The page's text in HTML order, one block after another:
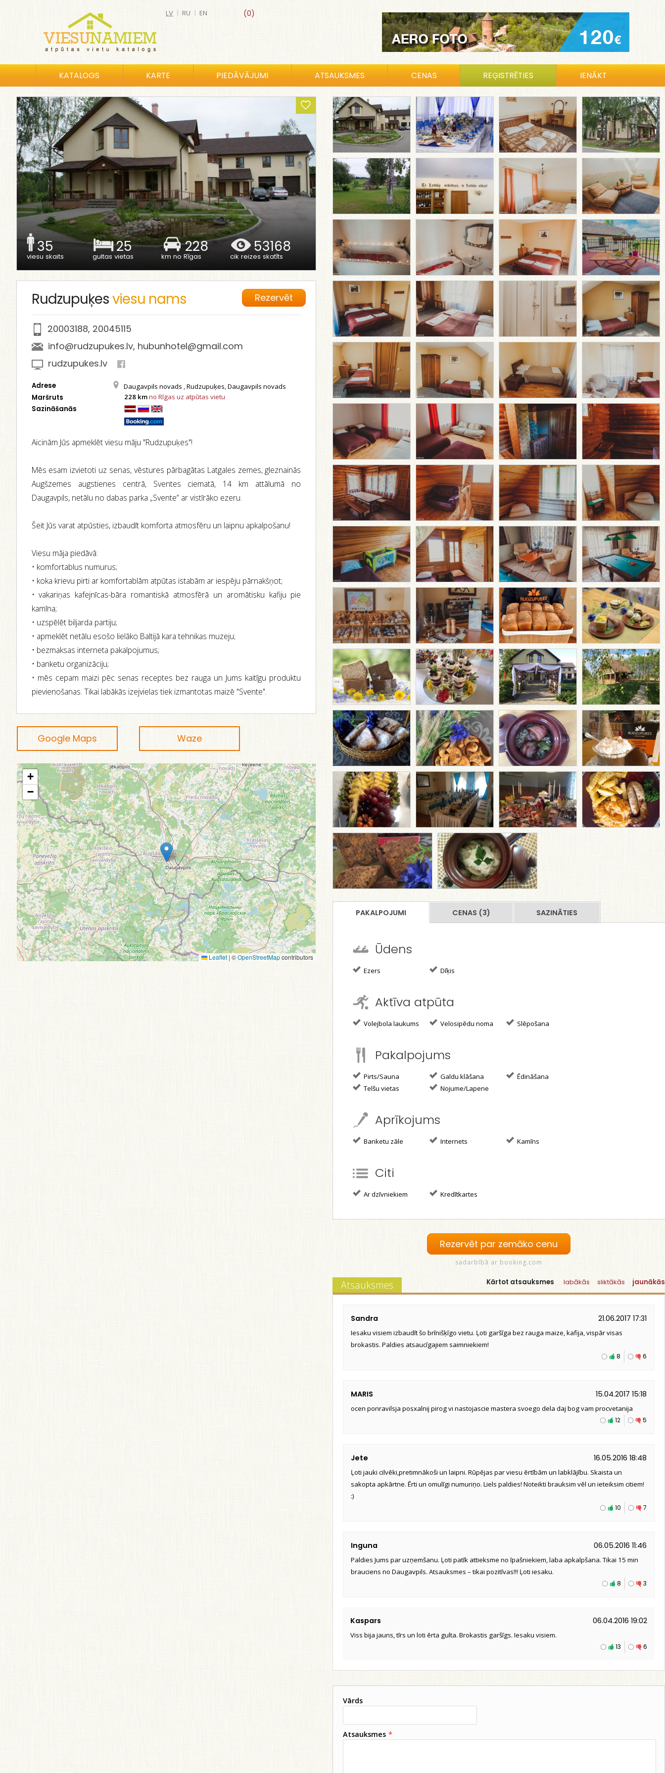
(0)
LV | RU | EN
KATALOGS KARTE PIEDĀVĀJUMI ATSAUKSMES CENAS REĢISTRĒTIES IENĀKT
35
viesu skaits
25
gultas vietas
228
km no Rīgas
53168
cik reizes skatīts
Rudzupuķesviesu nams Rezervēt
20003188, 20045115
info@rudzupukes.lv, hubunhotel@gmail.com
rudzupukes.lv
Adrese Daugavpils novads , Rudzupuķes, Daugavpils novads
Maršruts 228 kmno Rīgas uz atpūtas vietu
Sazināšanās
Aicinām Jūs apmeklēt viesu māju "Rudzupuķes"!
Mēs esam izvietoti uz senas, vēstures pārbagātas Latgales zemes, gleznainās
Augšzemes augstienes centrā, Sventes ciematā, 14 km attālumā no
Daugavpils, netālu no dabas parka „Svente” ar vistīrāko ezeru.
Šeit Jūs varat atpūsties, izbaudīt komforta atmosfēru un laipnu apkalpošanu!
Viesu māja piedāvā:
• komfortablus numurus;
• koka krievu pirti ar komfortablām atpūtas istabām ar iespēju pārnakšņot;
• vakariņas kafejnīcas-bāra romantiskā atmosfērā un aromātisku kafiju pie
kamīna;
• uzspēlēt biljarda partiju;
• apmeklēt netālu esošo lielāko Baltijā kara tehnikas muzeju;
• bezmaksas interneta pakalpojumus;
• banketu organizāciju;
• mēs cepam maizi pēc senas receptes bez rauga un Jums kaitīgu produktu
pievienošanas. Tikai labākās izejvielas tiek izmantotas maizē "Svente".
Google Maps Waze
+
−
Leaflet | ©OpenStreetMapcontributors
PAKALPOJUMI CENAS (3) SAZINĀTIES
Ūdens
Ezers Dīķis
Aktīva atpūta
Volejbola laukums Velosipēdu noma Slēpošana
Pakalpojums
Pirts/Sauna Galdu klāšana
Ēdināšana
Telšu vietas
Nojume/Lapene
Aprīkojums
Banketu zāle Internets Kamīns
Citi
Ar dzīvniekiem Kredītkartes
Rezervēt par zemāko cenu
sadarbībā ar booking.com
Kārtot atsauksmes labākās sliktākās jaunākās
Atsauksmes
Sandra 21.06.2017 17:31
Iesaku visiem izbaudīt šo brīnišķīgo vietu. Ļoti garšīga bez rauga maize, kafija, vispār visas
brokastis. Paldies atsaucīgajiem saimniekiem!
6
8
MARIS 15.04.2017 15:18
ocen ponravilsja posxalnij pirog vi nastojascie mastera svoego dela daj bog vam procvetanija
5
12
Jete 16.05.2016 18:48
Ļoti jauki cilvēki,pretimnākoši un laipni. Rūpējas par viesu ērtībām un labklājību. Skaista un
sakopta apkārtne. Ērti un omulīgi numuriņo. Liels paldies! Noteikti brauksim vēl un ieteiksim citiem!
:)
7
10
Inguna 06.05.2016 11:46
Paldies Jums par uzņemšanu. Ļoti patīk attieksme no īpašniekiem, laba apkalpšana. Tikai 15 min
brauciens no Daugavpils. Atsauksmes – tikai pozitīvas!!! Ļoti iesaku.
3
8
Kaspars 06.04.2016 19:02
Viss bija jauns, tīrs un loti ērta gulta. Brokastis garšīgs. Iesaku visiem.
6
13
Vārds
Atsauksmes *